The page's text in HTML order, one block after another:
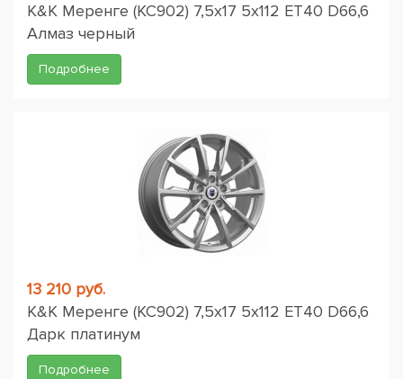
K&K Меренге (КС902) 7,5x17 5x112 ET40 D66,6
Алмаз черный
Подробнее
13 210 руб.
K&K Меренге (КС902) 7,5x17 5x112 ET40 D66,6
Дарк платинум
Подробнее